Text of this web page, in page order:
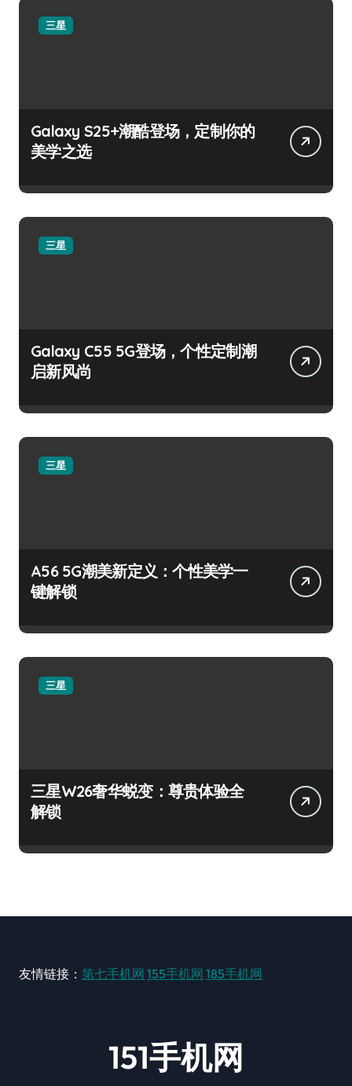
三星
Galaxy S25+潮酷登场，定制你的
美学之选
三星
Galaxy C55 5G登场，个性定制潮
启新风尚
三星
A56 5G潮美新定义：个性美学一
键解锁
三星
三星W26奢华蜕变：尊贵体验全
解锁
友情链接： 第七手机网 155手机网 185手机网
151手机网